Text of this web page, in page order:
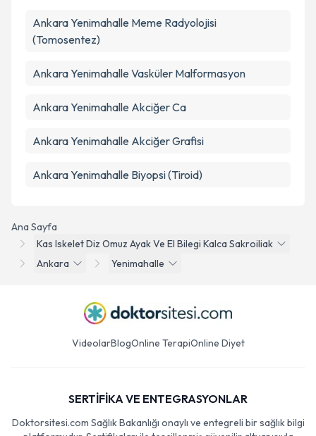
Ana Sayfa
Kas Iskelet Diz Omuz Ayak Ve El Bilegi Kalca Sakroiliak
Ankara
Yenimahalle
Ankara Yenimahalle Meme Radyolojisi
(Tomosentez)
Ankara Yenimahalle Vasküler Malformasyon
Ankara Yenimahalle Akciğer Ca
Ankara Yenimahalle Akciğer Grafisi
Ankara Yenimahalle Biyopsi (Tiroid)
VideolarBlogOnline TerapiOnline Diyet
SERTİFİKA VE ENTEGRASYONLAR
Doktorsitesi.com Sağlık Bakanlığı onaylı ve entegreli bir sağlık bilgi